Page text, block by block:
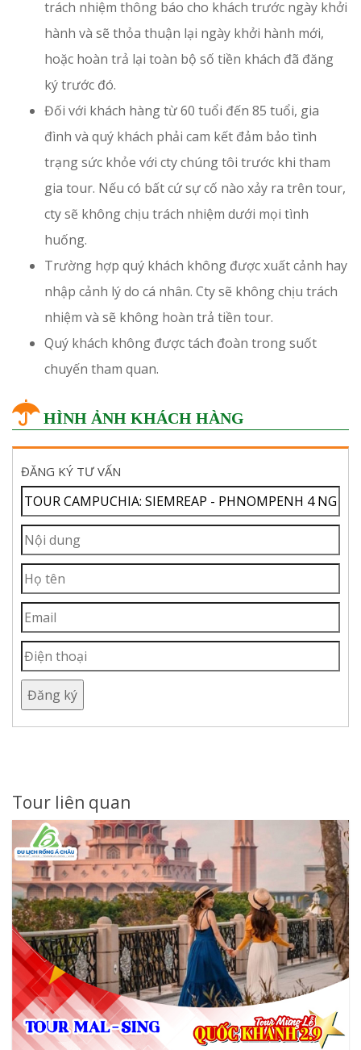
trách nhiệm thông báo cho khách trước ngày khởi
hành và sẽ thỏa thuận lại ngày khởi hành mới,
hoặc hoàn trả lại toàn bộ số tiền khách đã đăng
ký trước đó.
Đối với khách hàng từ 60 tuổi đến 85 tuổi, gia
đình và quý khách phải cam kết đảm bảo tình
trạng sức khỏe với cty chúng tôi trước khi tham
gia tour. Nếu có bất cứ sự cố nào xảy ra trên tour,
cty sẽ không chịu trách nhiệm dưới mọi tình
huống.
Trường hợp quý khách không được xuất cảnh hay
nhập cảnh lý do cá nhân. Cty sẽ không chịu trách
nhiệm và sẽ không hoàn trả tiền tour.
Quý khách không được tách đoàn trong suốt
chuyến tham quan.
HÌNH ẢNH KHÁCH HÀNG
ĐĂNG KÝ TƯ VẤN
Đăng ký
Tour liên quan